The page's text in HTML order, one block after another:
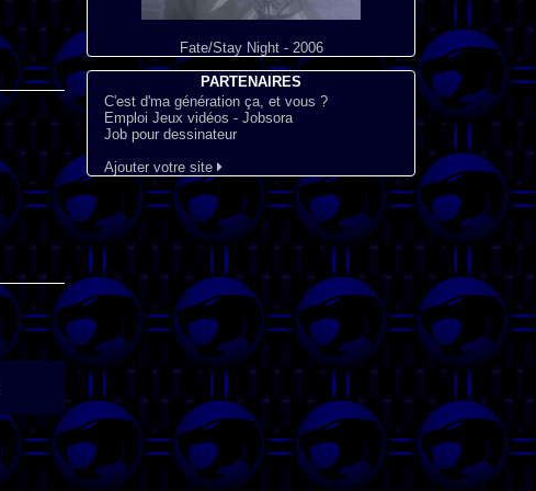
Fate/Stay Night - 2006
PARTENAIRES
C'est d'ma génération ça, et vous ?
Emploi Jeux vidéos - Jobsora
Job pour dessinateur
Ajouter votre site